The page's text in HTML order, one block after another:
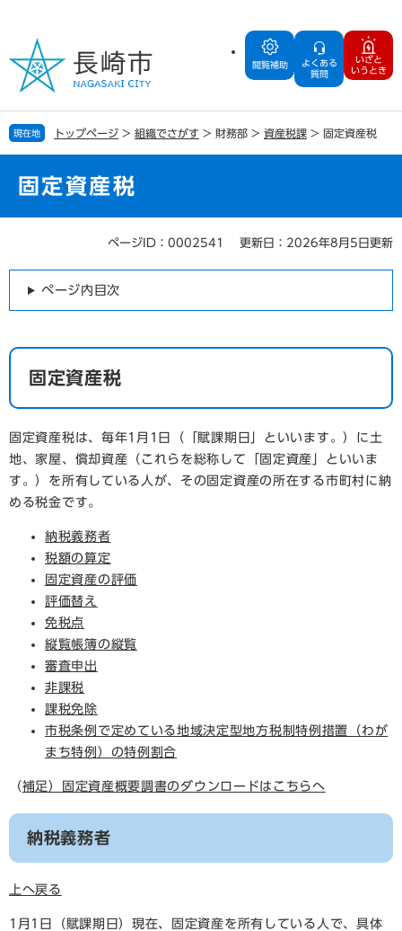
の
で
す
ー
ば
し
へ
閲覧補助
よくある
質問
いざと
いうとき
現在地 トップページ > 組織でさがす > 財務部 > 資産税課 > 固定資産税
固定資産税
ページID：0002541 更新日：2026年8月5日更新
ページ内目次
固定資産税
固定資産税は、毎年1月1日（「賦課期日」といいます。）に土
地、家屋、償却資産（これらを総称して「固定資産」といいま
す。）を所有している人が、その固定資産の所在する市町村に納
める税金です。
納税義務者
税額の算定
固定資産の評価
評価替え
免税点
縦覧帳簿の縦覧
審査申出
非課税
課税免除
市税条例で定めている地域決定型地方税制特例措置（わが
まち特例）の特例割合
（補足）固定資産概要調書のダウンロードはこちらへ
納税義務者
上へ戻る
1月1日（賦課期日）現在、固定資産を所有している人で、具体